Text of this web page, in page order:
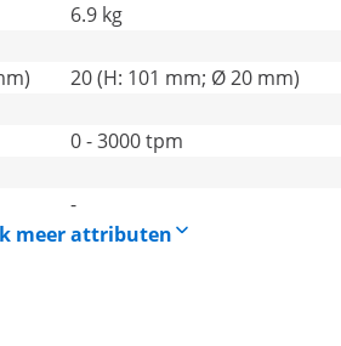
6.9 kg
20 (H: 101 mm; Ø 20 mm)
0 - 3000 tpm
-
meer attributen